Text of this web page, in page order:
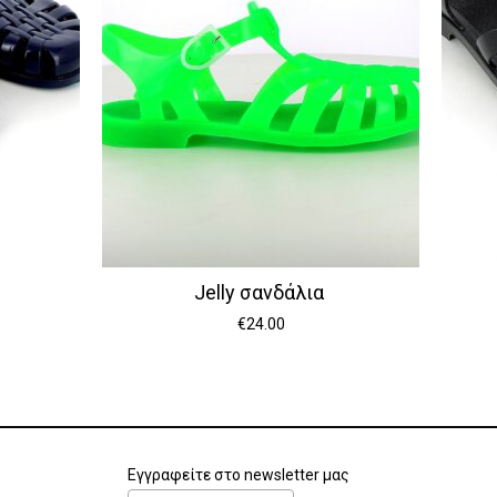
Jelly σανδάλια
€24.00
Εγγραφείτε στο newsletter μας